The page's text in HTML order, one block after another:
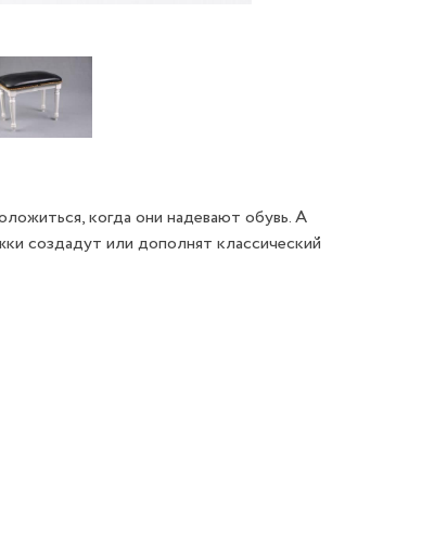
когда они надевают обувь. А
создадут или дополнят классический